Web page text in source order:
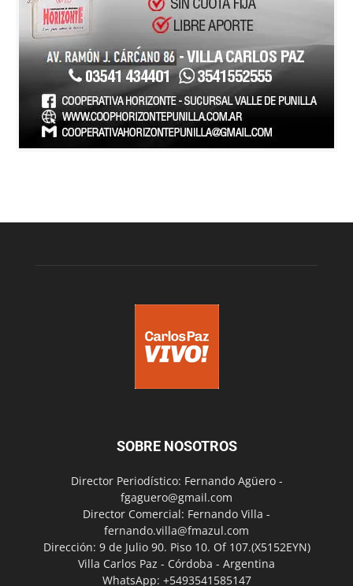
SOBRE NOSOTROS
Director Periodístico: Fernando Agüero -
fgaguero@gmail.com
Director Comercial: Fernando Villa -
fernando.villa@fmazul.com
Dirección: 9 de Julio 90. Piso 10. Of 107.(X5152EYN)
Villa Carlos Paz - Córdoba - Argentina
WhatsApp: +5493541585147